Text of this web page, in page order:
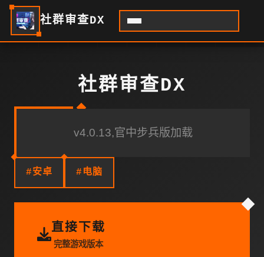
社群审查DX
社群审查DX
v4.0.13,官中步兵版加载
#安卓 #电脑
直接下载
完整游戏版本